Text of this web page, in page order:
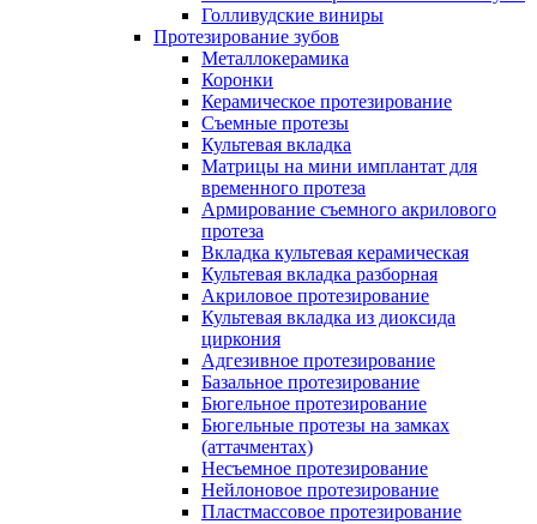
Голливудские виниры
Протезирование зубов
Металлокерамика
Коронки
Керамическое протезирование
Съемные протезы
Культевая вкладка
Матрицы на мини имплантат для
временного протеза
Армирование съемного акрилового
протеза
Вкладка культевая керамическая
Культевая вкладка разборная
Акриловое протезирование
Культевая вкладка из диоксида
циркония
Адгезивное протезирование
Базальное протезирование
Бюгельное протезирование
Бюгельные протезы на замках
(аттачментах)
Несъемное протезирование
Нейлоновое протезирование
Пластмассовое протезирование